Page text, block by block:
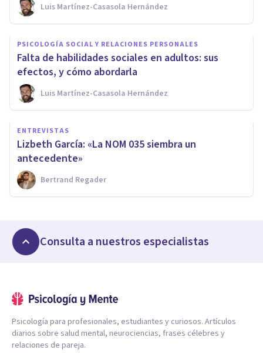
Luis Martínez-Casasola Hernández
PSICOLOGÍA SOCIAL Y RELACIONES PERSONALES
Falta de habilidades sociales en adultos: sus
efectos, y cómo abordarla
Luis Martínez-Casasola Hernández
ENTREVISTAS
Lizbeth García: «La NOM 035 siembra un
antecedente»
Bertrand Regader
Consulta a nuestros especialistas
Psicología para profesionales, estudiantes y curiosos. Artículos
diarios sobre salud mental, neurociencias, frases célebres y
relaciones de pareja.